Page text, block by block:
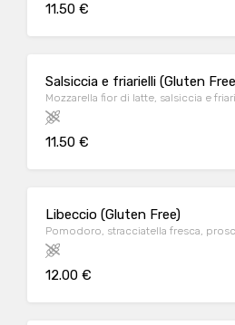
11.50 €
Salsiccia e friarielli (Gluten
Mozzarella fior di latte, salsiccia e
11.50 €
Libeccio (Gluten Free)
Pomodoro, stracciatella fresca,
12.00 €